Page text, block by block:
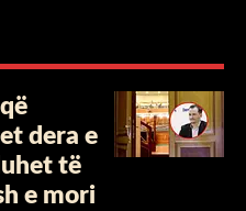
dera e
të
e mori